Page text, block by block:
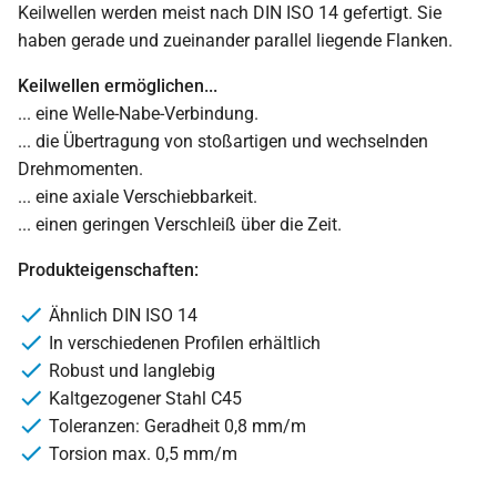
Keilwellen werden meist nach DIN ISO 14 gefertigt. Sie
haben gerade und zueinander parallel liegende Flanken.
Keilwellen ermöglichen...
... eine Welle-Nabe-Verbindung.
... die Übertragung von stoßartigen und wechselnden
Drehmomenten.
... eine axiale Verschiebbarkeit.
... einen geringen Verschleiß über die Zeit.
Produkteigenschaften:
Ähnlich DIN ISO 14
In verschiedenen Profilen erhältlich
Robust und langlebig
Kaltgezogener Stahl C45
Toleranzen: Geradheit 0,8 mm/m
Torsion max. 0,5 mm/m